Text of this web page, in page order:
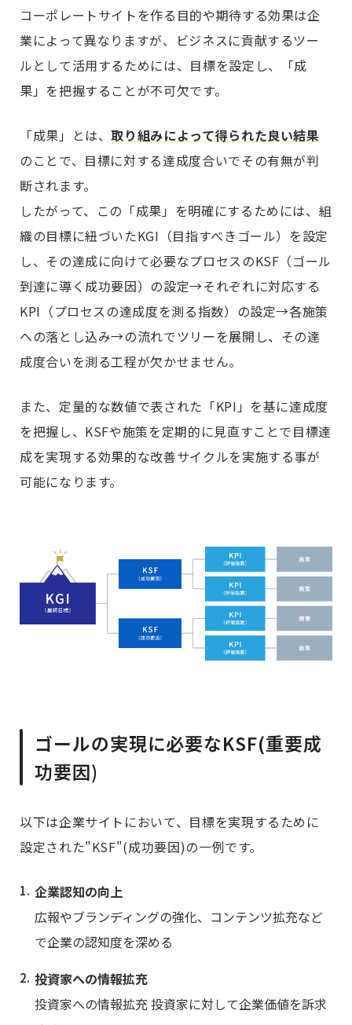
コーポレートサイトを作る目的や期待する効果は企
業によって異なりますが、ビジネスに貢献するツー
ルとして活用するためには、目標を設定し、「成
果」を把握することが不可欠です。
「成果」とは、取り組みによって得られた良い結果
のことで、目標に対する達成度合いでその有無が判
断されます。
したがって、この「成果」を明確にするためには、組
織の目標に紐づいたKGI（目指すべきゴール）を設定
し、その達成に向けて必要なプロセスのKSF（ゴール
到達に導く成功要因）の設定→それぞれに対応する
KPI（プロセスの達成度を測る指数）の設定→各施策
への落とし込み→の流れでツリーを展開し、その達
成度合いを測る工程が欠かせません。
また、定量的な数値で表された「KPI」を基に達成度
を把握し、KSFや施策を定期的に見直すことで目標達
成を実現する効果的な改善サイクルを実施する事が
可能になります。
ゴールの実現に必要なKSF(重要成
功要因)
以下は企業サイトにおいて、目標を実現するために
設定された"KSF"(成功要因)の一例です。
企業認知の向上
広報やブランディングの強化、コンテンツ拡充など
で企業の認知度を深める
投資家への情報拡充
投資家への情報拡充 投資家に対して企業価値を訴求